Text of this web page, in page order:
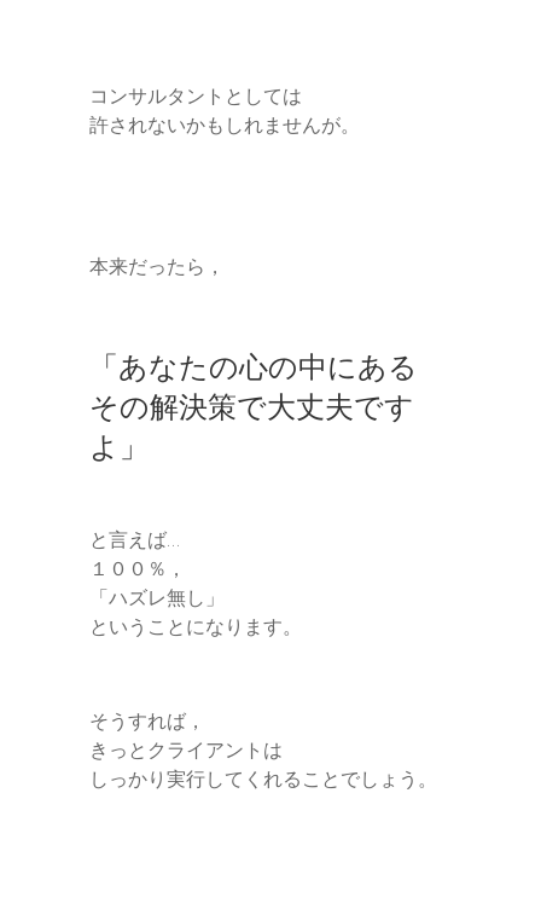
コンサルタントとしては
許されないかもしれませんが。
本来だったら，
「あなたの心の中にある
その解決策で大丈夫です
よ」
と言えば…
１００％，
「ハズレ無し」
ということになります。
そうすれば，
きっとクライアントは
しっかり実行してくれることでしょう。